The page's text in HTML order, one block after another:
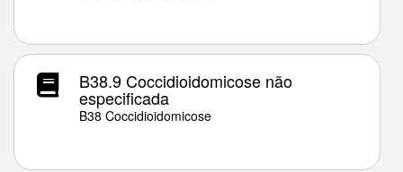
B38.9 Coccidioidomicose não
especificada
B38 Coccidioidomicose